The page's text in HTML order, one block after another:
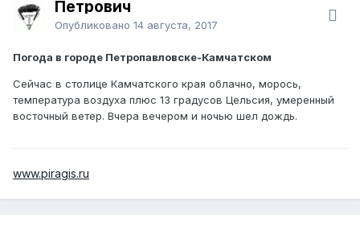
Петрович
Опубликовано 14 августа, 2017
Погода в городе Петропавловске-Камчатском
Сейчас в столице Камчатского края облачно, морось,
температура воздуха плюс 13 градусов Цельсия, умеренный
восточный ветер. Вчера вечером и ночью шел дождь.
www.piragis.ru